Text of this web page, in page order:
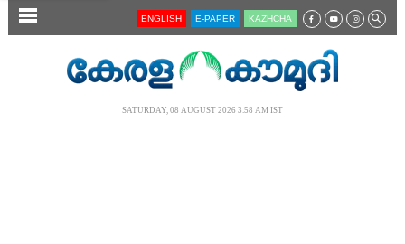
SECTIONS ENGLISH E-PAPER KĀZHCHA
SATURDAY, 08 AUGUST 2026 3.58 AM IST